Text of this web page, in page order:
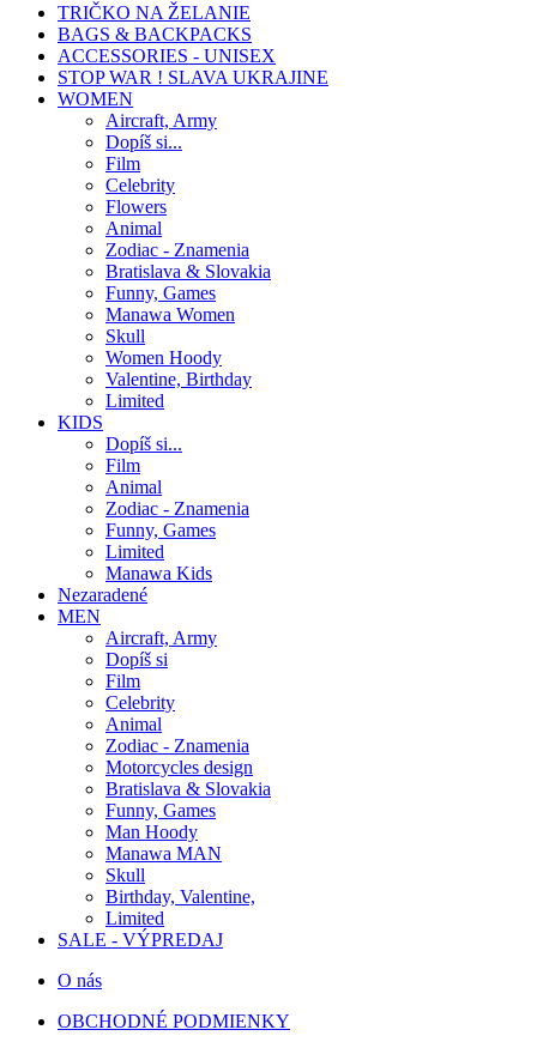
TRIČKO NA ŽELANIE
BAGS & BACKPACKS
ACCESSORIES - UNISEX
STOP WAR ! SLAVA UKRAJINE
WOMEN
Aircraft, Army
Dopíš si...
Film
Celebrity
Flowers
Animal
Zodiac - Znamenia
Bratislava & Slovakia
Funny, Games
Manawa Women
Skull
Women Hoody
Valentine, Birthday
Limited
KIDS
Dopíš si...
Film
Animal
Zodiac - Znamenia
Funny, Games
Limited
Manawa Kids
Nezaradené
MEN
Aircraft, Army
Dopíš si
Film
Celebrity
Animal
Zodiac - Znamenia
Motorcycles design
Bratislava & Slovakia
Funny, Games
Man Hoody
Manawa MAN
Skull
Birthday, Valentine,
Limited
SALE - VÝPREDAJ
O nás
OBCHODNÉ PODMIENKY